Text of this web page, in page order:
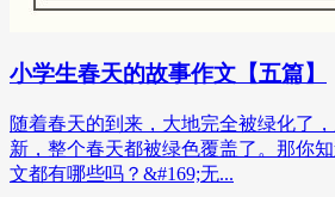
小学生春天的故事作文【五篇】
随着春天的到来，大地完全被绿化了
新，整个春天都被绿色覆盖了。那你
文都有哪些吗？&#169;无...